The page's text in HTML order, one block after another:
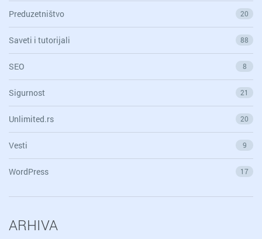
Preduzetništvo 20
Saveti i tutorijali 88
SEO 8
Sigurnost 21
Unlimited.rs 20
Vesti 9
WordPress 17
ARHIVA